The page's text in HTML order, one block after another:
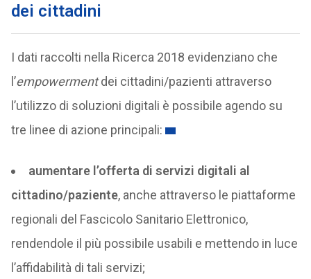
dei cittadini
I dati raccolti nella Ricerca 2018 evidenziano che
l’empowermentdei cittadini/pazienti attraverso
l’utilizzo di soluzioni digitali è possibile agendo su
tre linee di azione principali:
aumentare l’offerta di servizi digitali al
cittadino/paziente, anche attraverso le piattaforme
regionali del Fascicolo Sanitario Elettronico,
rendendole il più possibile usabili e mettendo in luce
l’affidabilità di tali servizi;